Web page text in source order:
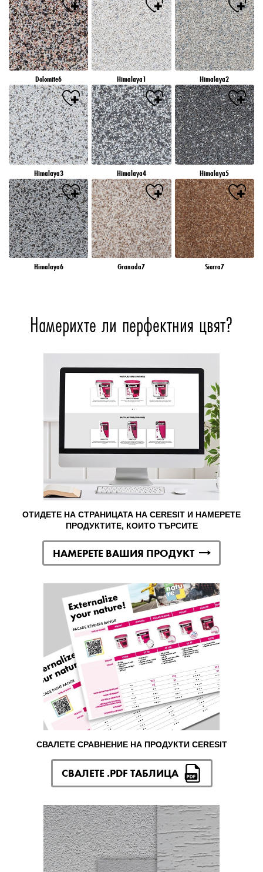
Dolomite6 Himalaya1 Himalaya2
Himalaya3 Himalaya4 Himalaya5
Himalaya6 Granada7 Sierra7
Намерихте ли перфектния цвят?
ОТИДЕТЕ НА СТРАНИЦАТА НА CERESIT И НАМЕРЕТЕ
ПРОДУКТИТЕ, КОИТО ТЪРСИТЕ
НАМЕРЕТЕ ВАШИЯ ПРОДУКТ
СВАЛЕТЕ СРАВНЕНИЕ НА ПРОДУКТИ CERESIT
СВАЛЕТЕ .PDF ТАБЛИЦА